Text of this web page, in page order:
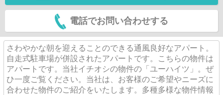
電話でお問い合わせする
さわやかな朝を迎えることのできる通風良好なアパート。
自走式駐車場が併設されたアパートです。こちらの物件は
アパートです。当社イチオシの物件の「ユーハイツ」。ぜ
ひ一度ご覧ください。当社は、お客様のご希望やニーズに
合わせた物件のご紹介をいたします。多種多様な物件情報